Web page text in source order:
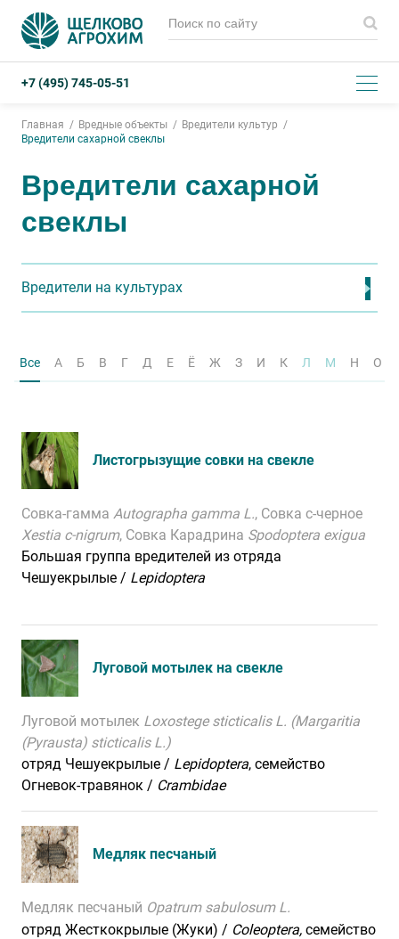
+7 (495) 745-05-51
Главная Вредные объекты
Вредители культур
Вредители сахарной свеклы
Вредители сахарной
свеклы
Вредители на культурах
Все А Б В Г Д Е Ё Ж З И К Л М Н О
Листогрызущие совки на свекле
Совка-гамма Autographa gamma L., Совка с-черное
Xestia c-nigrum, Совка Карадрина Spodoptera exigua
Большая группа вредителей из отряда
Чешуекрылые / Lepidoptera
Луговой мотылек на свекле
Луговой мотылек Loxostege sticticalis L. (Margaritia
(Pyrausta) sticticalis L.)
отряд Чешуекрылые / Lepidoptera, семейство
Огневок-травянок / Crambidae
Медляк песчаный
Медляк песчаный Opatrum sabulosum L.
отряд Жесткокрылые (Жуки) / Coleoptera, семейство